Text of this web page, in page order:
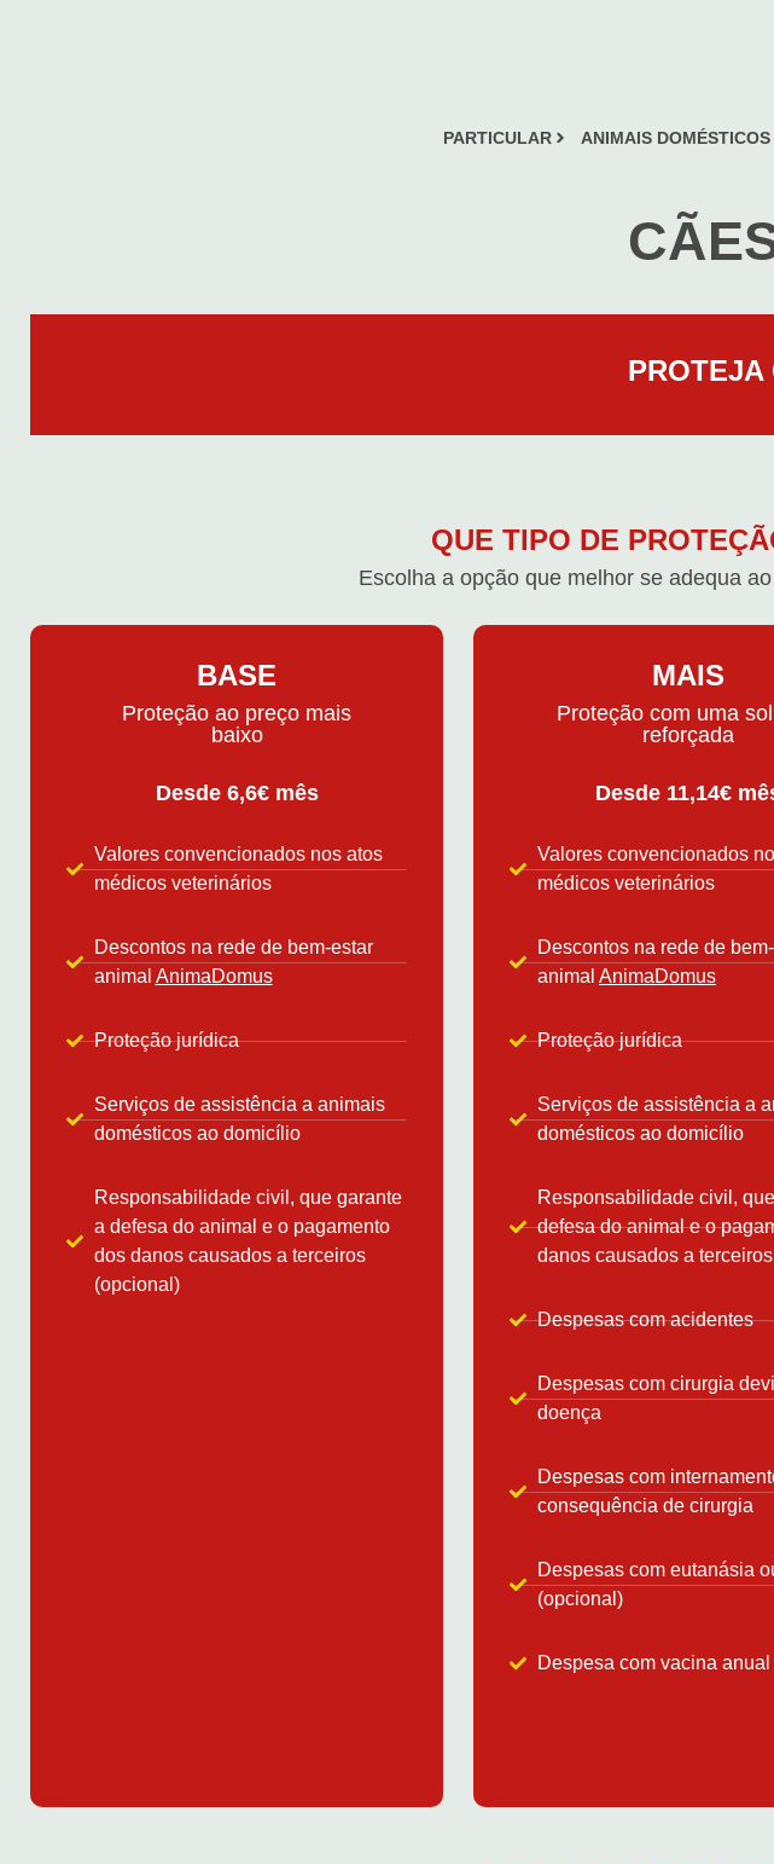
PARTICULAR ANIMAIS DOMÉSTICOS
PROTEJA
QUE TIPO DE
Escolha a opção que melhor se adequa
BASE
Proteção ao preço mais
baixo
Desde 6,6€ mês
Valores convencionados nos atos
médicos veterinários
Descontos na rede de bem-estar
animal AnimaDomus
Proteção jurídica
Serviços de assistência a animais
domésticos ao domicílio
Responsabilidade civil, que garante
a defesa do animal e o pagamento
dos danos causados a terceiros
(opcional)
MAIS
Proteção com uma
reforçada
Desde 11,14€
Valores convencionados
médicos veterinários
Descontos na rede de
animal AnimaDomus
Proteção jurídica
Serviços de assistência a
domésticos ao domicílio
Responsabilidade civil,
defesa do animal e o
danos causados a
Despesas com acidentes
Despesas com cirurgia
doença
Despesas com
consequência de cirurgia
Despesas com eutanásia
(opcional)
Despesa com vacina